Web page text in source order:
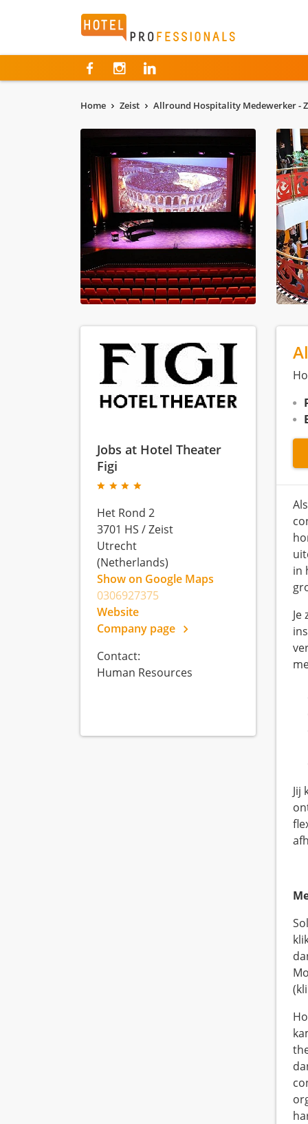
Hotelprofessionals
Home Zeist Allround Hospitality Medewerker -
in
Jij
Jobs at Hotel Theater
Figi
Het Rond 2
3701 HS /Zeist
Utrecht
(Netherlands)
Show on Google Maps
0306927375
Website
Company page
Contact:
Human Resources